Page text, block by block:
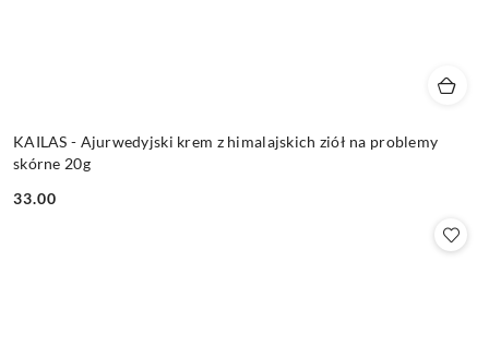
KAILAS - Ajurwedyjski krem z himalajskich ziół na problemy
skórne 20g
Cena:
33.00